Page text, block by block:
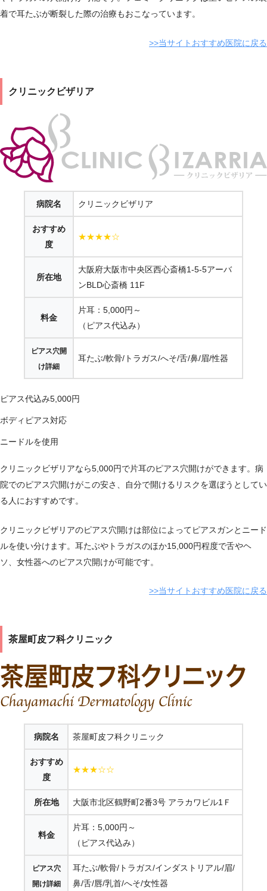
着で耳たぶが断裂した際の治療もおこなっています。
>>当サイトおすすめ医院に戻る
クリニックビザリア
病院名 クリニックビザリア
おすすめ
度
★★★★☆
所在地
大阪府大阪市中央区西心斎橋1-5-5アーバ
ンBLD心斎橋 11F
料金
片耳：5,000円～
（ピアス代込み）
ピアス穴開
け詳細
耳たぶ/軟骨/トラガス/へそ/舌/鼻/眉/性器
ピアス代込み5,000円
ボディピアス対応
ニードルを使用
クリニックビザリアなら5,000円で片耳のピアス穴開けができます。病
院でのピアス穴開けがこの安さ、自分で開けるリスクを選ぼうとしてい
る人におすすめです。
クリニックビザリアのピアス穴開けは部位によってピアスガンとニード
ルを使い分けます。耳たぶやトラガスのほか15,000円程度で舌やヘ
ソ、女性器へのピアス穴開けが可能です。
>>当サイトおすすめ医院に戻る
茶屋町皮フ科クリニック
病院名 茶屋町皮フ科クリニック
おすすめ
度
★★★☆☆
所在地 大阪市北区鶴野町2番3号 アラカワビル1Ｆ
料金
片耳：5,000円～
（ピアス代込み）
ピアス穴
開け詳細
耳たぶ/軟骨/トラガス/インダストリアル/眉/
鼻/舌/唇/乳首/へそ/女性器